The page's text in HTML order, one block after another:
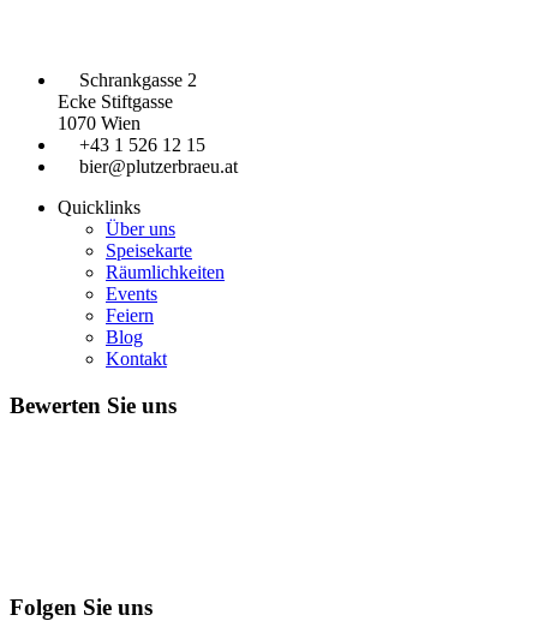
Schrankgasse 2
Ecke Stiftgasse
1070 Wien
+43 1 526 12 15
bier@plutzerbraeu.at
Quicklinks
Über uns
Speisekarte
Räumlichkeiten
Events
Feiern
Blog
Kontakt
Bewerten Sie uns
Folgen Sie uns